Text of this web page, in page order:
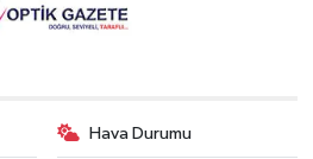
Hava Durumu